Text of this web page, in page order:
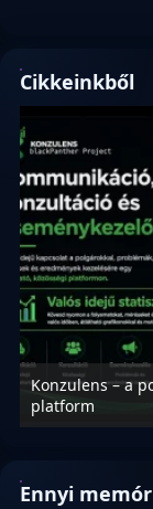
Cikkeinkből
Konzulens – a
platform
Ennyi